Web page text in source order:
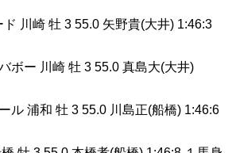
川崎 牡 3 55.0 矢野貴(大井) 1:46:3
ボー 川崎 牡 3 55.0 真島大(大井)
ル 浦和 牡 3 55.0 川島正(船橋) 1:46:6